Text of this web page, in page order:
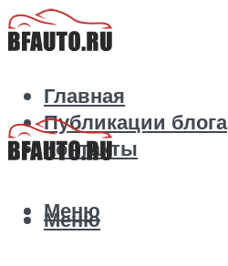
Главная
Публикации блога
Контакты
Меню
Меню